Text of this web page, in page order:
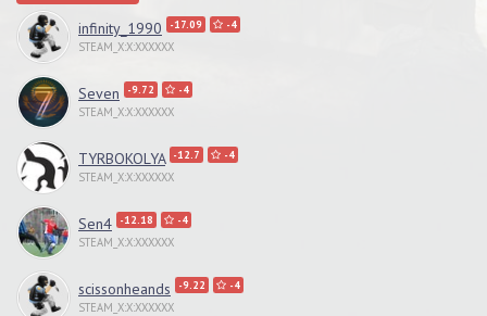
infinity_1990 -17.09 -4
STEAM_X:X:XXXXXX
Seven -9.72 -4
STEAM_X:X:XXXXXX
TYRBOKOLYA -12.7 -4
STEAM_X:X:XXXXXX
Sen4 -12.18 -4
STEAM_X:X:XXXXXX
scissonheands -9.22 -4
STEAM_X:X:XXXXXX